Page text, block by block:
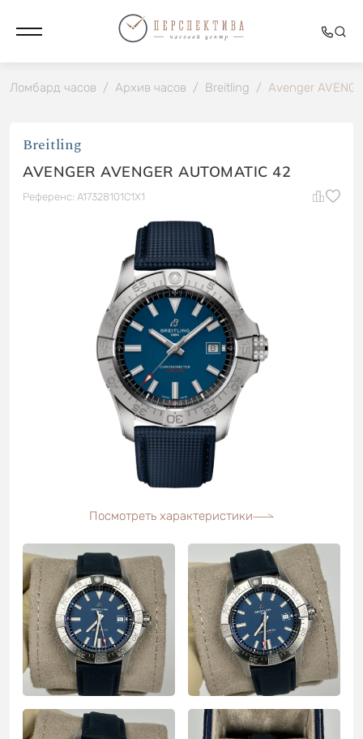
Ломбард часов / Архив часов / Breitling / Avenger
Breitling
AVENGER AVENGER AUTOMATIC 42
Референс: A17328101C1X1
Посмотреть характеристики